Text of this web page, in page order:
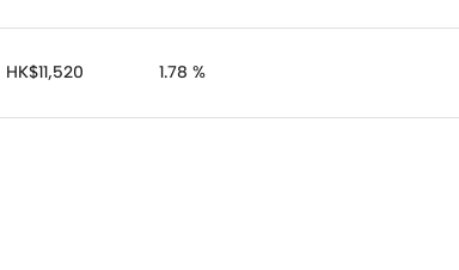
HK$11,520 1.78 %